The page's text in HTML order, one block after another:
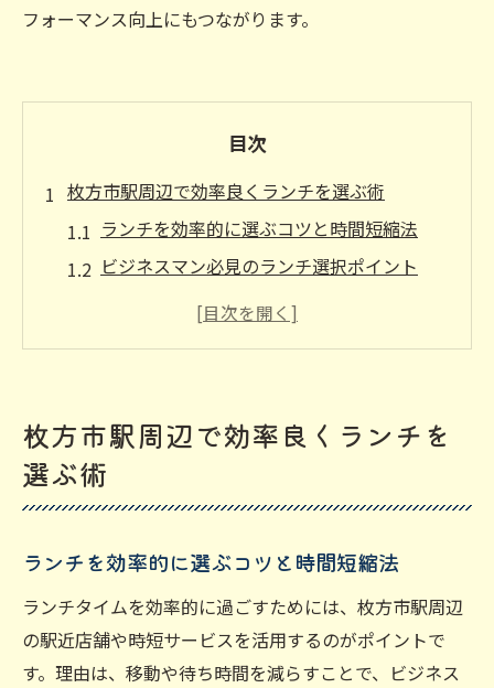
フォーマンス向上にもつながります。
目次
枚方市駅周辺で効率良くランチを選ぶ術
ランチを効率的に選ぶコツと時間短縮法
ビジネスマン必見のランチ選択ポイント
駅近ランチのメリットと活用事例紹介
快適なランチ時間を過ごすポイント解説
ビジネスマン向けランチの理想的な流れ
法
枚方市駅エリアで快適なランチ体験を実現
ランチタイムを有効活用するための工夫
忙しい日こそ駅近ランチで時間を有効活用
枚方市駅周辺で効率良くランチを
選ぶ術
ランチを効率的に選ぶコツと時間短縮法
ランチタイムを効率的に過ごすためには、枚方市駅周辺
の駅近店舗や時短サービスを活用するのがポイントで
す。理由は、移動や待ち時間を減らすことで、ビジネス